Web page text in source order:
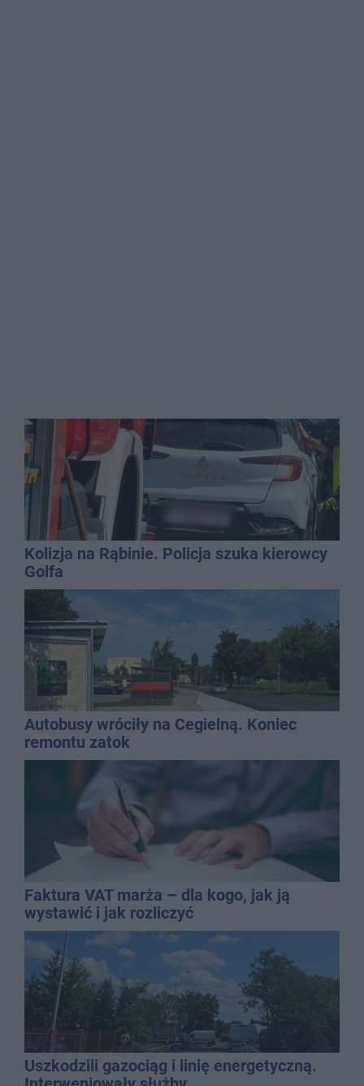
Kolizja na Rąbinie. Policja szuka kierowcy
Golfa
Autobusy wróciły na Cegielną. Koniec
remontu zatok
Faktura VAT marża – dla kogo, jak ją
wystawić i jak rozliczyć
Uszkodzili gazociąg i linię energetyczną.